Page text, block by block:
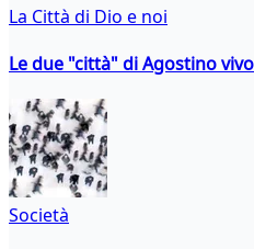
La Città di Dio e noi
Le due "città" di Agostino
Società